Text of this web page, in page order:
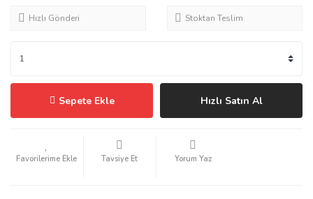
Hızlı Gönderi Stoktan Teslim
Sepete Ekle Hızlı Satın Al
Tavsiye Et Yorum Yaz